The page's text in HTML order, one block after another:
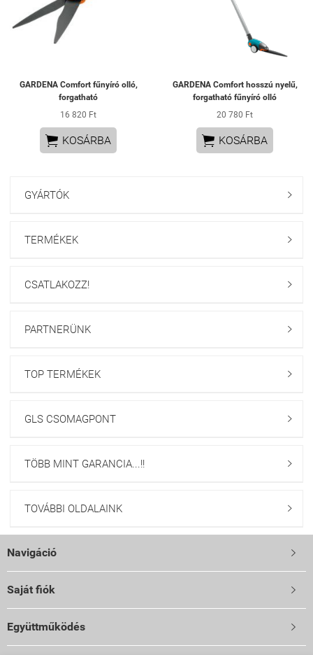
GARDENA Comfort fűnyíró olló,
forgatható
16 820 Ft
 KOSÁRBA
GARDENA Comfort hosszú nyelű,
forgatható fűnyíró olló
20 780 Ft
 KOSÁRBA
GYÁRTÓK 
TERMÉKEK 
CSATLAKOZZ! 
PARTNERÜNK 
TOP TERMÉKEK 
GLS CSOMAGPONT 
TÖBB MINT GARANCIA...!! 
TOVÁBBI OLDALAINK 
Navigáció 
Saját fiók 
Együttműködés 